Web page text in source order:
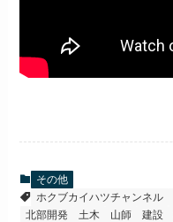
その他
ホクブカイハツチャンネル
北部開発
土木 山師 建設